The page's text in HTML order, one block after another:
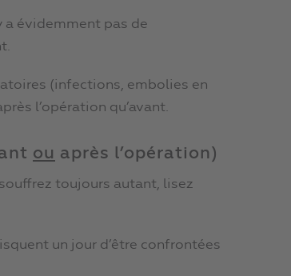
a évidemment pas de
(infections, embolies en
l’opération qu’avant.
ou après l’opération)
toujours autant, lisez
un jour d’être confrontées